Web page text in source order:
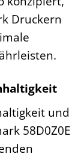
Druckern
und
58D0Z0E